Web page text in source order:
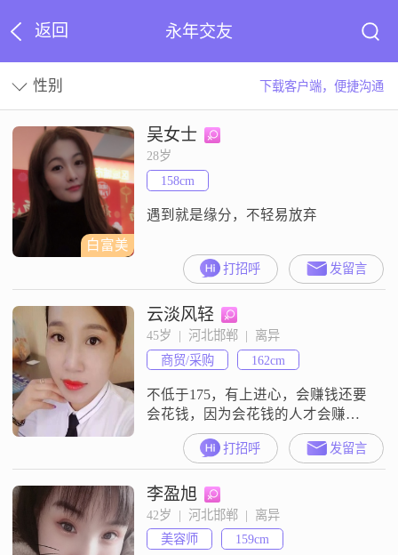
返回 永年交友
性别 下载客户端，便捷沟通
白富美
吴女士
28岁
158cm
遇到就是缘分，不轻易放弃
打招呼 发留言
云淡风轻
45岁  |  河北邯郸  |  离异
商贸/采购
162cm
不低于175，有上进心，会赚钱还要
会花钱，因为会花钱的人才会赚
钱！2020年来了，快点把我这个爱
花钱的主娶回家吧
打招呼 发留言
李盈旭
42岁  |  河北邯郸  |  离异
美容师
159cm